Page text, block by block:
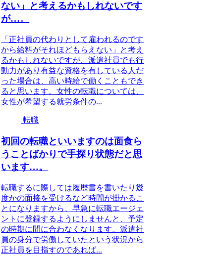
ない」と考えるかもしれないです
が…。
「正社員の代わりとして雇われるのです
から給料がそれほどもらえない」と考え
るかもしれないですが、派遣社員でも行
動力があり有益な資格を有している人だ
った場合は、高い時給で働くこともでき
ると思います。女性の転職については、
女性が希望する就労条件の...
転職
初回の転職といいますのは面食ら
うことばかりで手探り状態だと思
います…。
転職するに際しては履歴書を書いたり幾
度かの面接を受けるなど時間が掛かるこ
とになりますから、早急に転職エージェ
ントに登録するようにしませんと、予定
の時期に間に合わなくなります。派遣社
員の身分で労働していたという状況から
正社員を目指すのであれば...